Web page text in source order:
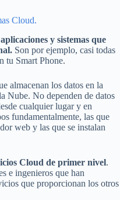
Cloud.
y sistemas que
Son por ejemplo, casi todas
tu Smart Phone.
almacenan los datos en la
Nube. No dependen de datos
cualquier lugar y en
fundamentalmente, las que
web y las que se instalan
Cloud de primer nivel.
e ingenieros que han
que proporcionan los otros